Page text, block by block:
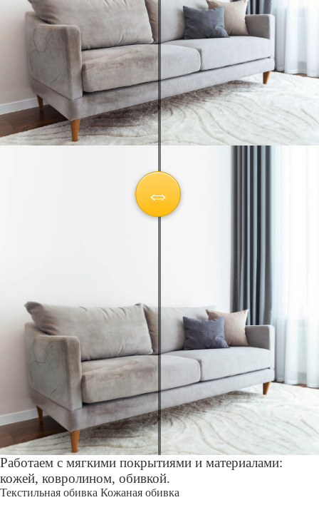
Работаем с мягкими покрытиями и материалами:
кожей, ковролином, обивкой.
Текстильная обивка Кожаная обивка